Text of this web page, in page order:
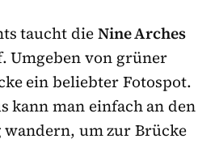
taucht dieNine Arches
Umgeben von grüner
ein beliebter Fotospot.
kann man einfach an den
wandern, um zur Brücke